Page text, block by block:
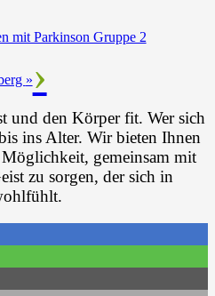
mit Parkinson Gruppe 2
»
und den Körper fit. Wer sich
ins Alter. Wir bieten Ihnen
gemeinsam mit
zu sorgen, der sich in